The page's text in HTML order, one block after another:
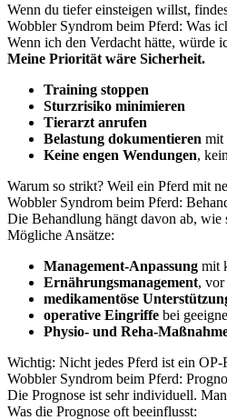
Wenn du tiefer einsteigen willst,
Wobbler Syndrom beim Pferd: Was
Wenn ich den Verdacht hätte, würde
Meine Priorität wäre Sicherheit.
Training stoppen
Sturzrisiko minimieren
Tierarzt anrufen
Belastung dokumentieren mit
Keine engen Wendungen,
Warum so strikt? Weil ein Pferd mit
Wobbler Syndrom beim Pferd:
Die Behandlung hängt davon ab, wie
Mögliche Ansätze:
Management-Anpassung mit
Ernährungsmanagement, vor
medikamentöse
operative Eingriffe bei
Physio- und Reha-
Wichtig: Nicht jedes Pferd ist ein
Wobbler Syndrom beim Pferd:
Die Prognose ist sehr individuell.
Was die Prognose oft beeinflusst: